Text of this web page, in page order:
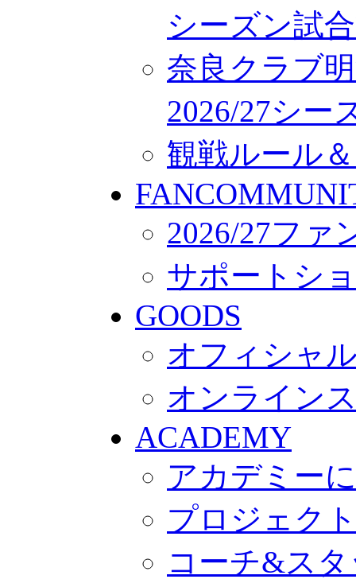
シーズン試
奈良クラブ
2026/27シー
観戦ルール
2026/27ファ
サポートシ
GOODS
オフィシャ
オンライン
ACADEMY
アカデミー
プロジェク
コーチ&ス